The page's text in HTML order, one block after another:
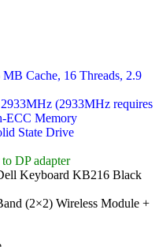
Cache, 16 Threads, 2.9
(2933MHz requires
ECC Memory
State Drive
DP adapter
Keyboard KB216 Black
(2×2) Wireless Module +